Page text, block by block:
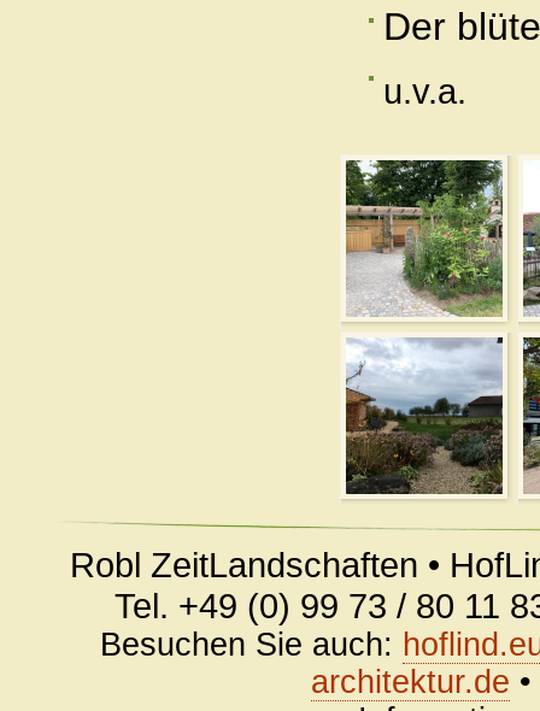
Der
u.v.a.
Robl ZeitLandschaften •
Tel. +49 (0) 99 73 / 80 11
Besuchen Sie auch:
architektur.de •